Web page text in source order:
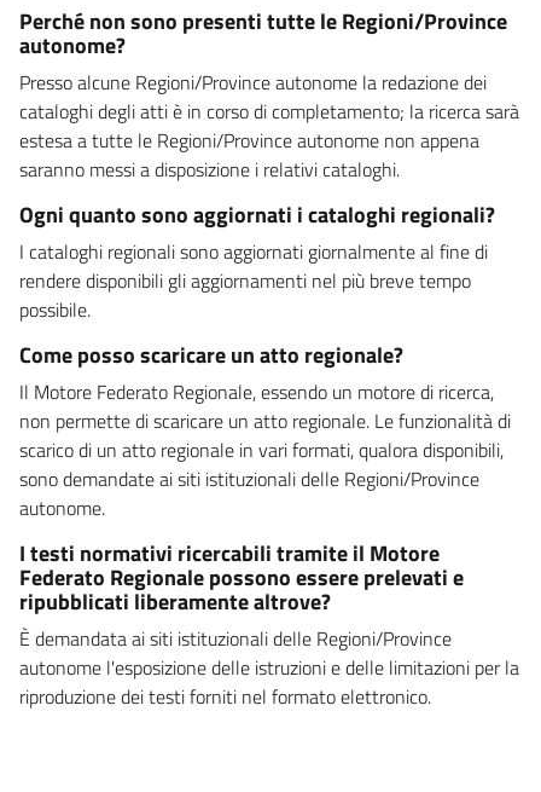
Perché non sono presenti tutte le Regioni/Province
autonome?
Presso alcune Regioni/Province autonome la redazione dei
cataloghi degli atti è in corso di completamento; la ricerca sarà
estesa a tutte le Regioni/Province autonome non appena
saranno messi a disposizione i relativi cataloghi.
Ogni quanto sono aggiornati i cataloghi regionali?
I cataloghi regionali sono aggiornati giornalmente al fine di
rendere disponibili gli aggiornamenti nel più breve tempo
possibile.
Come posso scaricare un atto regionale?
Il Motore Federato Regionale, essendo un motore di ricerca,
non permette di scaricare un atto regionale. Le funzionalità di
scarico di un atto regionale in vari formati, qualora disponibili,
sono demandate ai siti istituzionali delle Regioni/Province
autonome.
I testi normativi ricercabili tramite il Motore
Federato Regionale possono essere prelevati e
ripubblicati liberamente altrove?
È demandata ai siti istituzionali delle Regioni/Province
autonome l'esposizione delle istruzioni e delle limitazioni per la
riproduzione dei testi forniti nel formato elettronico.